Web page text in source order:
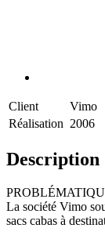
Client
Vimo
Réalisation 2006
Description
La société Vimo
sacs cabas à